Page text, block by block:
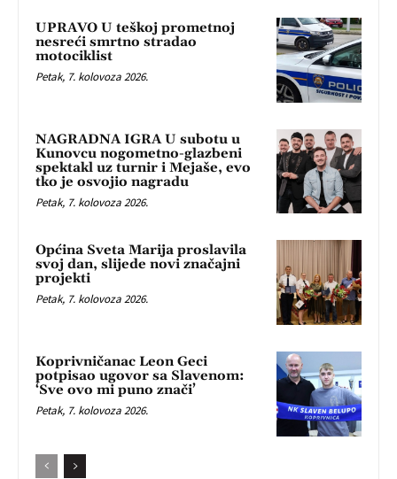
UPRAVO U teškoj prometnoj
nesreći smrtno stradao
motociklist
Petak, 7. kolovoza 2026.
NAGRADNA IGRA U subotu u
Kunovcu nogometno-glazbeni
spektakl uz turnir i Mejaše, evo
tko je osvojio nagradu
Petak, 7. kolovoza 2026.
Općina Sveta Marija proslavila
svoj dan, slijede novi značajni
projekti
Petak, 7. kolovoza 2026.
Koprivničanac Leon Geci
potpisao ugovor sa Slavenom:
‘Sve ovo mi puno znači’
Petak, 7. kolovoza 2026.